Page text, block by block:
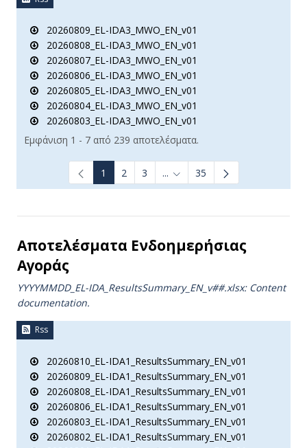
20260809_EL-IDA3_MWO_EN_v01
20260808_EL-IDA3_MWO_EN_v01
20260807_EL-IDA3_MWO_EN_v01
20260806_EL-IDA3_MWO_EN_v01
20260805_EL-IDA3_MWO_EN_v01
20260804_EL-IDA3_MWO_EN_v01
20260803_EL-IDA3_MWO_EN_v01
Εμφάνιση 1 - 7 από 239 αποτελέσματα.
1 2 3 ... Ενδιάμεσες σελίδες Use
35
Αποτελέσματα Ενδοημερήσιας
Αγοράς
YYYYMMDD_EL-IDA_ResultsSummary_EN_v##.xlsx: Content
documentation.
Rss
20260810_EL-IDA1_ResultsSummary_EN_v01
20260809_EL-IDA1_ResultsSummary_EN_v01
20260808_EL-IDA1_ResultsSummary_EN_v01
20260806_EL-IDA1_ResultsSummary_EN_v01
20260803_EL-IDA1_ResultsSummary_EN_v01
20260802_EL-IDA1_ResultsSummary_EN_v01